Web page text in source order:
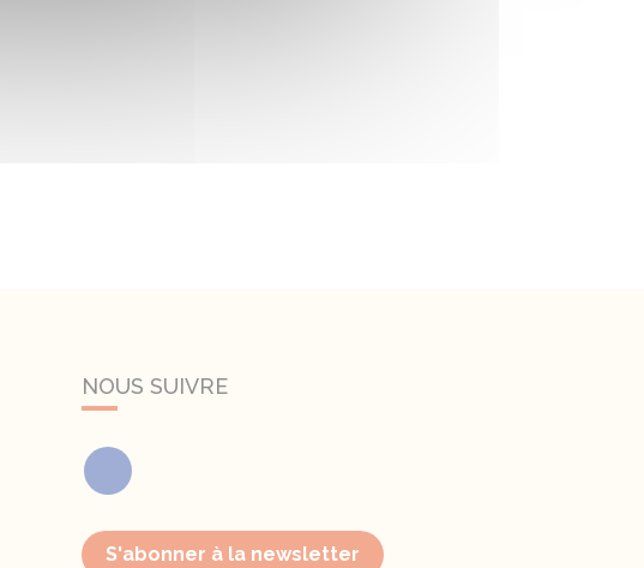
NOUS SUIVRE
Facebook
S'abonner à la newsletter